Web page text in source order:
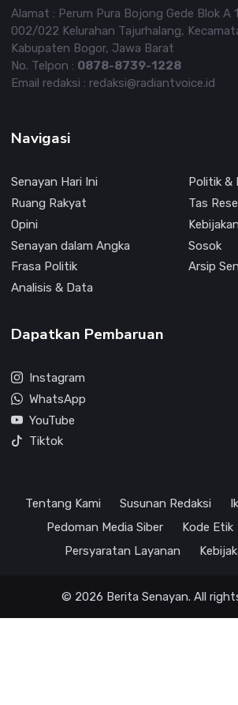
Alamat : Perum Pura Bojong Gede Blok A
002/022 Kelurahan Tajurhalang,
Kabupaten Bogor, Jawa Barat
No. Telpon : 0878-8739-1228
Email redaksi : redaksi@radiantvoice.id
Navigasi
Senayan Hari Ini
Politik &
Ruang Rakyat
Tas
Opini
Senayan dalam Angka
Sosok
Frasa Politik
Arsip
Analisis & Data
Dapatkan Pembaruan
Instagram
WhatsApp
YouTube
Tiktok
Tentang Kami Susunan Redaksi
Pedoman Media Siber
Kode Etik
Persyaratan Layanan
© 2026 Berita Senayan. All